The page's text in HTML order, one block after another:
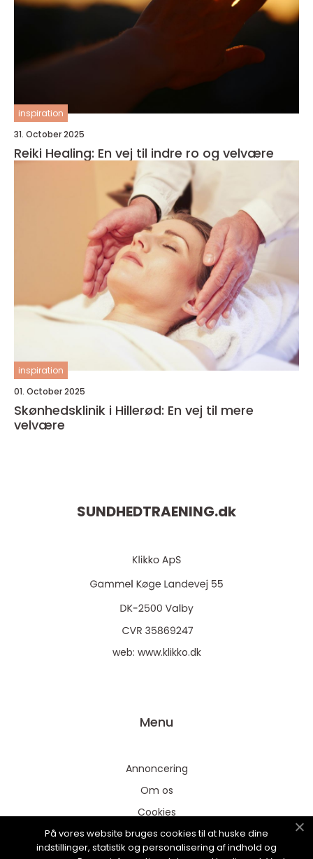
inspiration
31. October 2025
Reiki Healing: En vej til indre ro og velvære
inspiration
01. October 2025
Skønhedsklinik i Hillerød: En vej til mere
velvære
SUNDHEDTRAENING.dk
web: www.klikko.dk
Menu
Annoncering
Om os
Cookies
Kontakt os
Sitemap
På vores website bruges cookies til at huske dine
indstillinger, statistik og personalisering af indhold og